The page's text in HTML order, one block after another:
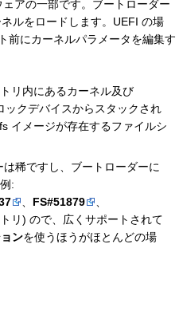
アの一部です。ブートローダー
ルをロードします。UEFI の場
前にカーネルパラメータを編集す
リ内にあるカーネル及び
クデバイスからスタックされ
イメージが存在するファイルシ
稀ですし、ブートローダーに
:
FS#51879
リ) ので、広くサポートされて
ンを使うほうがほとんどの場